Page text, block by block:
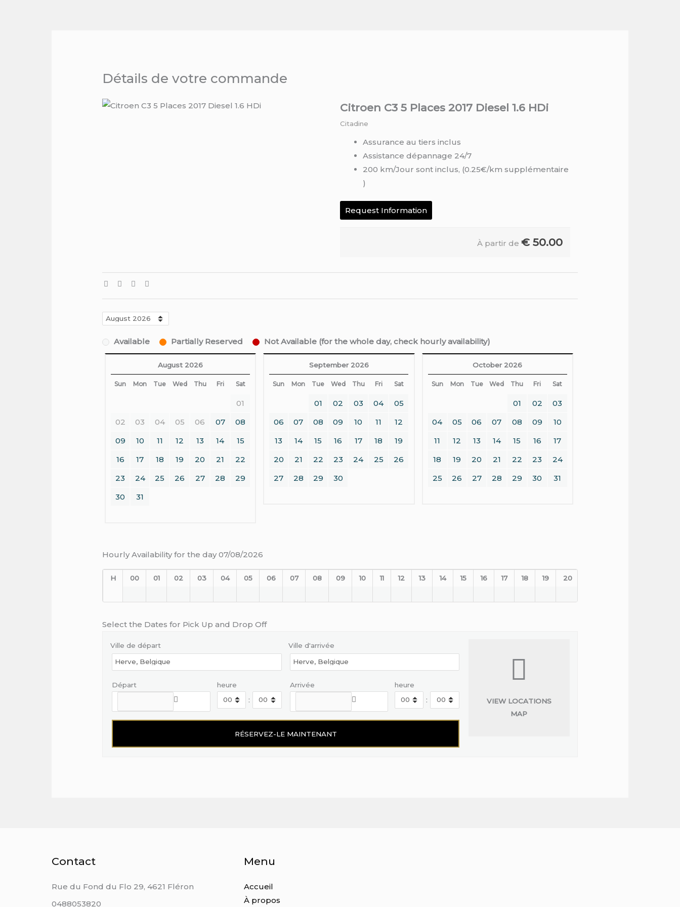
Détails de votre commande
Citroen C3 5 Places 2017 Diesel 1.6 HDi
Citadine
Assurance au tiers inclus
Assistance dépannage 24/7
200 km/Jour sont inclus, (0.25€/km supplémentaire
)
Request Information
À partir de € 50.00
Available Partially Reserved Not Available (for the whole day, check hourly availability)
August 2026
Sun Mon Tue Wed Thu Fri Sat
01
02
03 04 05 06 07
08
09
10 11 12 13 14
15
16
17 18 19 20 21
22
23
24 25 26 27 28
29
30
31
September 2026
Sun Mon Tue Wed Thu Fri Sat
01 02 03 04
05
06
07 08 09 10 11
12
13
14 15 16 17 18
19
20
21 22 23 24 25
26
27
28 29 30
October 2026
Sun Mon Tue Wed Thu Fri Sat
01 02
03
04
05 06 07 08 09
10
11
12 13 14 15 16
17
18
19 20 21 22 23
24
25
26 27 28 29 30 31
Hourly Availability for the day 07/08/2026
H 00 01 02 03 04 05 06 07 08 09 10 11 12 13 14 15 16 17 18 19 20
Select the Dates for Pick Up and Drop Off
Ville de départ Ville d'arrivée
Départ heure
:
Arrivée heure
:
VIEW LOCATIONS
MAP
Contact
Rue du Fond du Flo 29, 4621 Fléron
0488053820
Menu
Accueil
À propos